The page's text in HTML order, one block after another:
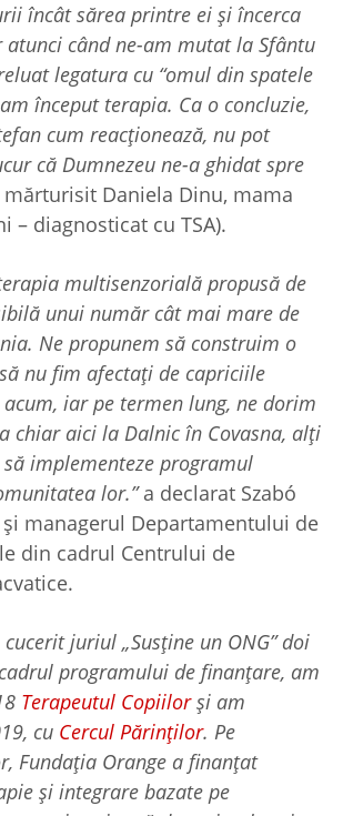
încât sărea printre ei și încerca
atunci cândne-am mutat la Sfântu
legatura cu “omul din spatele
început terapia. Ca o concluzie,
cum reacționează, nu pot
că Dumnezeu ne-a ghidat spre
mărturisit Daniela Dinu, mama
– diagnosticat cu TSA).
multisenzorială propusă de
unui număr cât mai mare de
Ne propunem să construim o
nu fim afectați de capriciile
iar pe termen lung, ne dorim
chiar aici la Dalnic în Covasna, alți
implementeze programul
lor.”a declarat Szabó
și managerul Departamentului de
din cadrul Centrului de
juriul „Susține un ONG” doi
programului de finanțare, am
Terapeutul Copiilorși am
cu Cercul Părinților. Pe
Fundația Orange a finanțat
și integrare bazate pe